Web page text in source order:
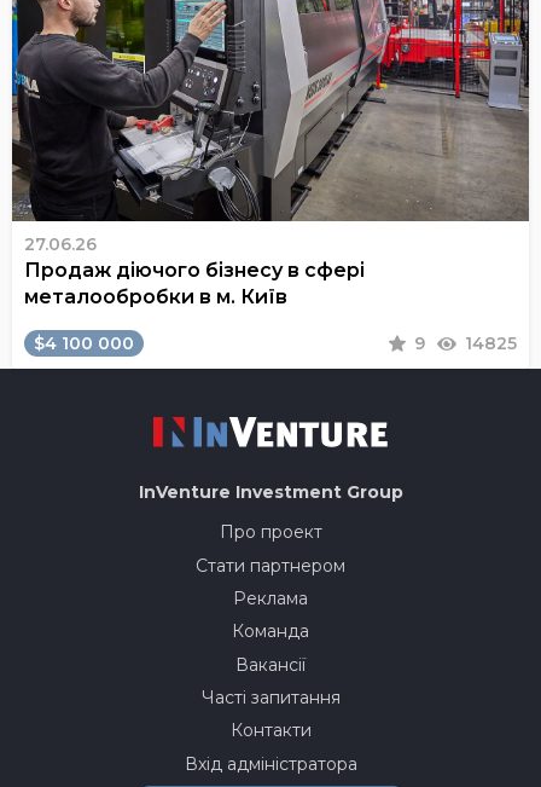
27.06.26
Продаж діючого бізнесу в сфері
металообробки в м. Київ
$4 100 000 9 14825
InVenture Investment Group
Про проект
Стати партнером
Реклама
Команда
Вакансії
Часті запитання
Контакти
Вхід адміністратора